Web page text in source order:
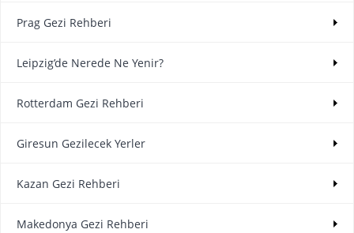
Prag Gezi Rehberi
Leipzig’de Nerede Ne Yenir?
Rotterdam Gezi Rehberi
Giresun Gezilecek Yerler
Kazan Gezi Rehberi
Makedonya Gezi Rehberi